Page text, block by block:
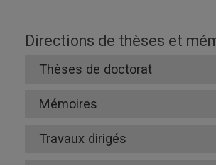
Directions de thèses et
Thèses de doctorat
Mémoires
Travaux dirigés